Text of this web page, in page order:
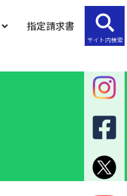
指定請求書
サイト内検索